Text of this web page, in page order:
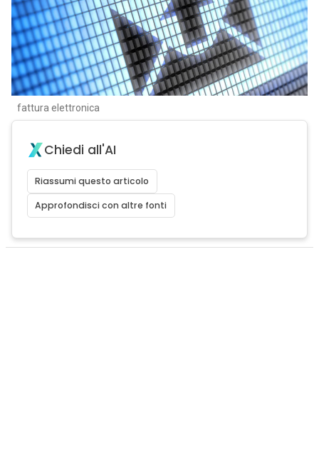
fattura elettronica
Chiedi all'AI
Riassumi questo articolo
Approfondisci con altre fonti